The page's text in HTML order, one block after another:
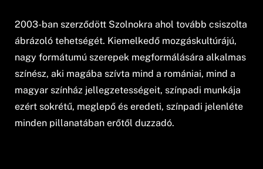
2003-ban szerződött Szolnokra ahol tovább csiszolta
ábrázoló tehetségét. Kiemelkedő mozgáskultúrájú,
nagy formátumú szerepek megformálására alkalmas
színész, aki magába szívta mind a romániai, mind a
magyar színház jellegzetességeit, színpadi munkája
ezért sokrétű, meglepő és eredeti, színpadi jelenléte
minden pillanatában erőtől duzzadó.